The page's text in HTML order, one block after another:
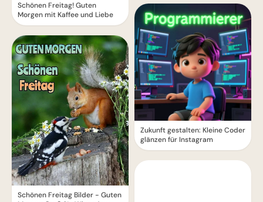
Schönen Freitag! Guten
Morgen mit Kaffee und Liebe
Schönen Freitag Bilder - Guten
Zukunft gestalten: Kleine Coder
glänzen für Instagram